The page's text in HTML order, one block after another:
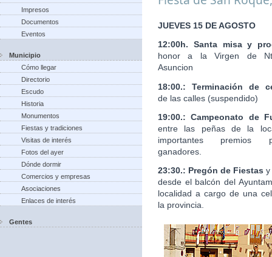
Impresos
Documentos
Eventos
Municipio
Cómo llegar
Directorio
Escudo
Historia
Monumentos
Fiestas y tradiciones
Visitas de interés
Fotos del ayer
Dónde dormir
Comercios y empresas
Asociaciones
Enlaces de interés
Gentes
JUEVES 15 DE AGOSTO
12:00h. Santa misa y
honor a la Virgen de
Asuncion
18:00.: Terminación de
de las calles (suspendido)
19:00.: Campeonato de
entre las peñas de la
importantes premios
ganadores.
23:30.: Pregón de Fiestas y
desde el balcón del
localidad a cargo de una
la provincia.